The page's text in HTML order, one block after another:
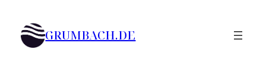
Inhalt
springen GRUMBACH.DE